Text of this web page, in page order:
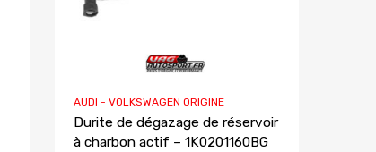
AUDI - VOLKSWAGEN ORIGINE
Durite de dégazage de réservoir
à charbon actif – 1K0201160BG